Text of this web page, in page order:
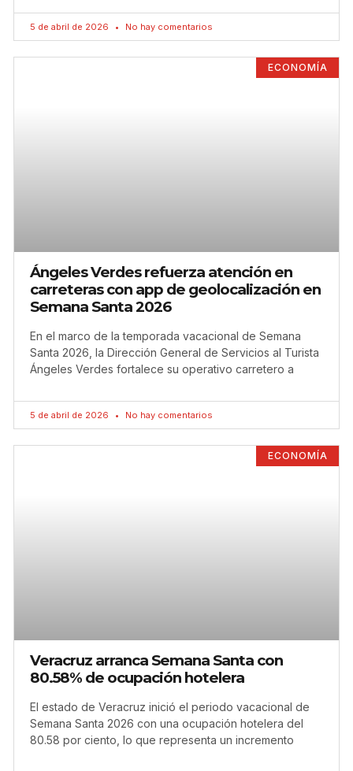
5 de abril de 2026 No hay comentarios
ECONOMÍA
Ángeles Verdes refuerza atención en
carreteras con app de geolocalización en
Semana Santa 2026
En el marco de la temporada vacacional de Semana
Santa 2026, la Dirección General de Servicios al Turista
Ángeles Verdes fortalece su operativo carretero a
5 de abril de 2026 No hay comentarios
ECONOMÍA
Veracruz arranca Semana Santa con
80.58% de ocupación hotelera
El estado de Veracruz inició el periodo vacacional de
Semana Santa 2026 con una ocupación hotelera del
80.58 por ciento, lo que representa un incremento